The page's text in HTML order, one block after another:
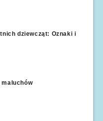
dziewcząt: Oznaki i
maluchów